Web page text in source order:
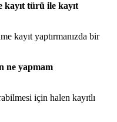
kayıt türü ile kayıt
kayıt yaptırmanızda bir
ne yapmam
için halen kayıtlı